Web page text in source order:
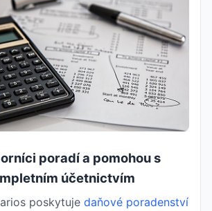
poradí a pomohou s
účetnictvím
poskytuje daňové poradenství